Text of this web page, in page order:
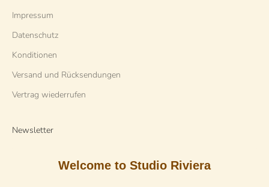
Impressum
Datenschutz
Konditionen
Versand und Rücksendungen
Vertrag wiederrufen
Newsletter
Welcome to Studio Riviera